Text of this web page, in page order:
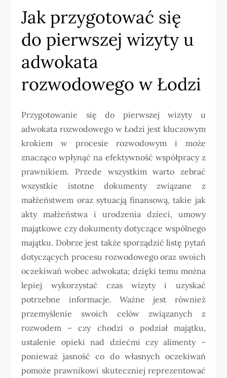
Jak przygotować się
do pierwszej wizyty u
adwokata
rozwodowego w Łodzi
Przygotowanie się do pierwszej wizyty u
adwokata rozwodowego w Łodzi jest kluczowym
krokiem w procesie rozwodowym i może
znacząco wpłynąć na efektywność współpracy z
prawnikiem. Przede wszystkim warto zebrać
wszystkie istotne dokumenty związane z
małżeństwem oraz sytuacją finansową, takie jak
akty małżeństwa i urodzenia dzieci, umowy
majątkowe czy dokumenty dotyczące wspólnego
majątku. Dobrze jest także sporządzić listę pytań
dotyczących procesu rozwodowego oraz swoich
oczekiwań wobec adwokata; dzięki temu można
lepiej wykorzystać czas wizyty i uzyskać
potrzebne informacje. Ważne jest również
przemyślenie swoich celów związanych z
rozwodem – czy chodzi o podział majątku,
ustalenie opieki nad dziećmi czy alimenty –
ponieważ jasność co do własnych oczekiwań
pomoże prawnikowi skuteczniej reprezentować